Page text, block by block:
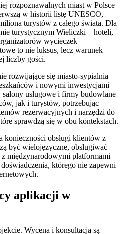
rozpoznawalnych miast w Polsce –
w historii listę UNESCO,
turystów z całego świata. Dla
turystycznym Wieliczki – hoteli,
wycieczek –
to nie luksus, lecz warunek
liczby gości.
rozwijające się miasto-sypialnia
i nowymi inwestycjami
usługowe i firmy budowlane
jak i turystów, potrzebując
rezerwacyjnych i narzędzi do
sprawdzą się w obu kontekstach.
konieczności obsługi klientów z
być wielojęzyczne, obsługiwać
międzynarodowymi platformami
którego nie zapewni
aplikacji w
Wycena i konsultacja są